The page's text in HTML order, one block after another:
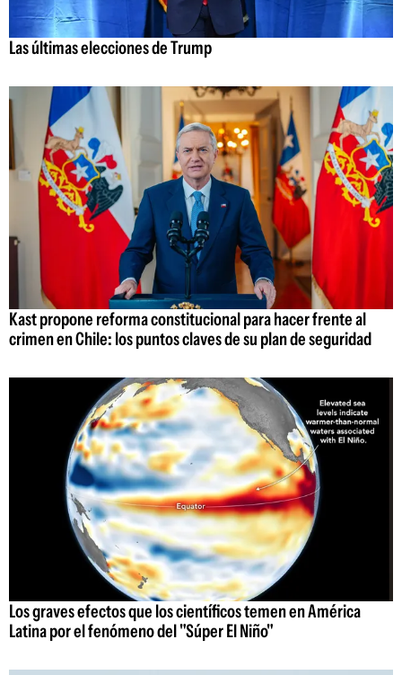
Las últimas elecciones de Trump
Kast propone reforma constitucional para hacer frente al
crimen en Chile: los puntos claves de su plan de seguridad
Los graves efectos que los científicos temen en América
Latina por el fenómeno del "Súper El Niño"